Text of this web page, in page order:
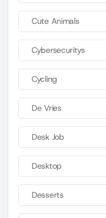
Cute Animals
Cybersecuritys
Cycling
De Vries
Desk Job
Desktop
Desserts